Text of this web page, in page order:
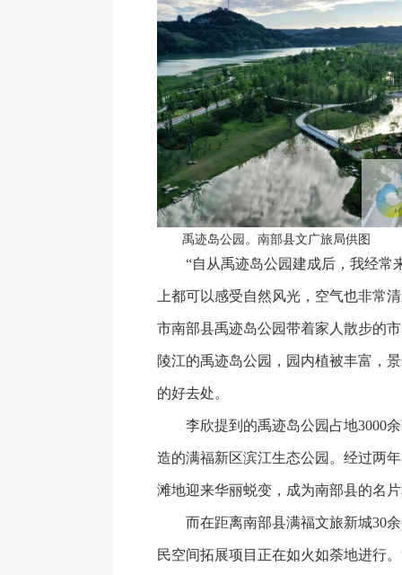
禹迹岛公园。南部县文广旅局供图
“自从禹迹岛公园建成后，我经常
上都可以感受自然风光，空气也非常
市南部县禹迹岛公园带着家人散步的
陵江的禹迹岛公园，园内植被丰富，
的好去处。
李欣提到的禹迹岛公园占地3000余
造的满福新区滨江生态公园。经过两
滩地迎来华丽蜕变，成为南部县的名
而在距离南部县满福文旅新城30余
民空间拓展项目正在如火如荼地进行